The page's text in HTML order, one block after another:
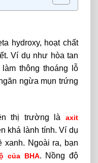
hydroxy, hoạt chất
Ví dụ như hòa tan
thông thoáng lỗ
ngừa mụn trứng
thị trường là axit
khá lành tính. Ví dụ
xanh. Ngoài ra, bạn
của BHA. Nồng độ